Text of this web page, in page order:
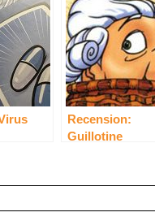
Recension:
Guillotine